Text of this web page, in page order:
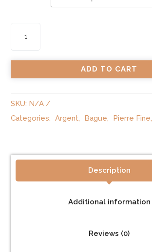
Solitaire
ADD TO CART
SKU: N/A
Categories: Argent, Bague, Pierre Fine,
Description
Additional information
Reviews (0)